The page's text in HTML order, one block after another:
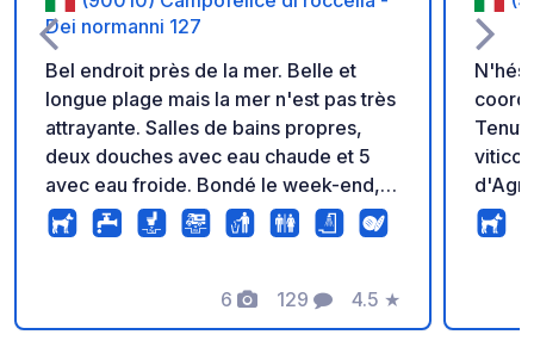
Dei normanni 127
Bel endroit près de la mer. Belle et
longue plage mais la mer n'est pas très
attrayante. Salles de bains propres,
deux douches avec eau chaude et 5
avec eau froide. Bondé le week-end,
le lundi matin plus calme.
6
Photos
129
Commentaires
4.5
Note
★
et de
vous